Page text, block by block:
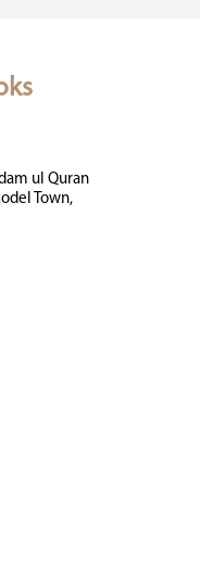
ul Quran
Town,